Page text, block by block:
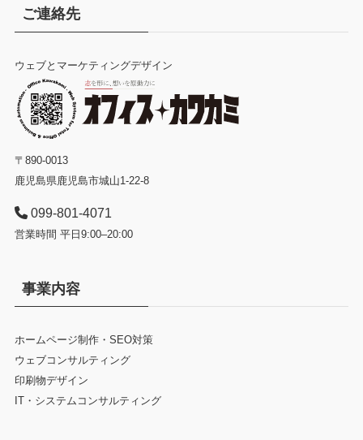
ご連絡先
ウェブとマーケティングデザイン
〒890-0013
鹿児島県鹿児島市城山1-22-8
099-801-4071
営業時間 平日9:00–20:00
事業内容
ホームページ制作・SEO対策
ウェブコンサルティング
印刷物デザイン
IT・システムコンサルティング